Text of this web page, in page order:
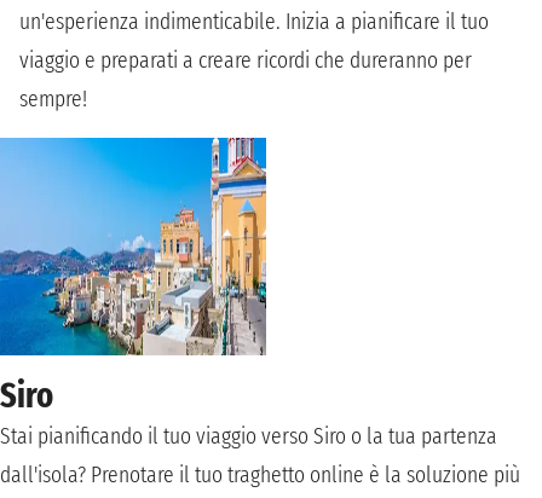
un'esperienza indimenticabile. Inizia a pianificare il tuo
viaggio e preparati a creare ricordi che dureranno per
sempre!
Siro
Stai pianificando il tuo viaggio verso Siro o la tua partenza
dall'isola? Prenotare il tuo traghetto online è la soluzione più